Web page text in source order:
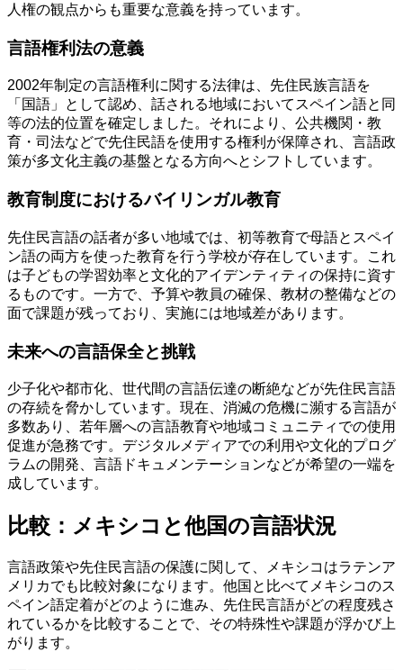
人権の観点からも重要な意義を持っています。
言語権利法の意義
2002年制定の言語権利に関する法律は、先住民族言語を
「国語」として認め、話される地域においてスペイン語と同
等の法的位置を確定しました。それにより、公共機関・教
育・司法などで先住民語を使用する権利が保障され、言語政
策が多文化主義の基盤となる方向へとシフトしています。
教育制度におけるバイリンガル教育
先住民言語の話者が多い地域では、初等教育で母語とスペイ
ン語の両方を使った教育を行う学校が存在しています。これ
は子どもの学習効率と文化的アイデンティティの保持に資す
るものです。一方で、予算や教員の確保、教材の整備などの
面で課題が残っており、実施には地域差があります。
未来への言語保全と挑戦
少子化や都市化、世代間の言語伝達の断絶などが先住民言語
の存続を脅かしています。現在、消滅の危機に瀕する言語が
多数あり、若年層への言語教育や地域コミュニティでの使用
促進が急務です。デジタルメディアでの利用や文化的プログ
ラムの開発、言語ドキュメンテーションなどが希望の一端を
成しています。
比較：メキシコと他国の言語状況
言語政策や先住民言語の保護に関して、メキシコはラテンア
メリカでも比較対象になります。他国と比べてメキシコのス
ペイン語定着がどのように進み、先住民言語がどの程度残さ
れているかを比較することで、その特殊性や課題が浮かび上
がります。